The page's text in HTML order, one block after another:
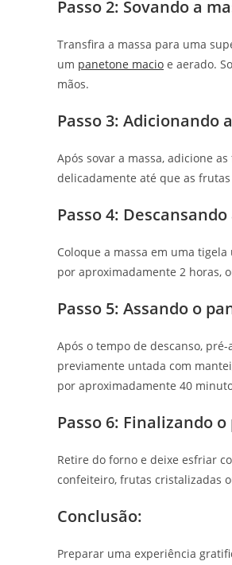
Passo 2: Sovando a
Transfira a massa para uma
um panetone macio e aerado.
mãos.
Passo 3: Adicionando
Após sovar a massa, adicione
delicadamente até que as
Passo 4:
Coloque a massa em uma
por aproximadamente 2 horas,
Passo 5: Assando o
Após o tempo de descanso,
previamente untada com
por aproximadamente 40
Passo 6: Finalizando
Retire do forno e deixe esfriar
confeiteiro, frutas cristalizadas
Conclusão:
Preparar uma experiência